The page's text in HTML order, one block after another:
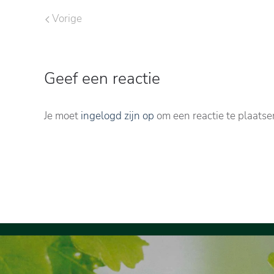
Vorige
Geef een reactie
Je moet ingelogd zijn op om een reactie te